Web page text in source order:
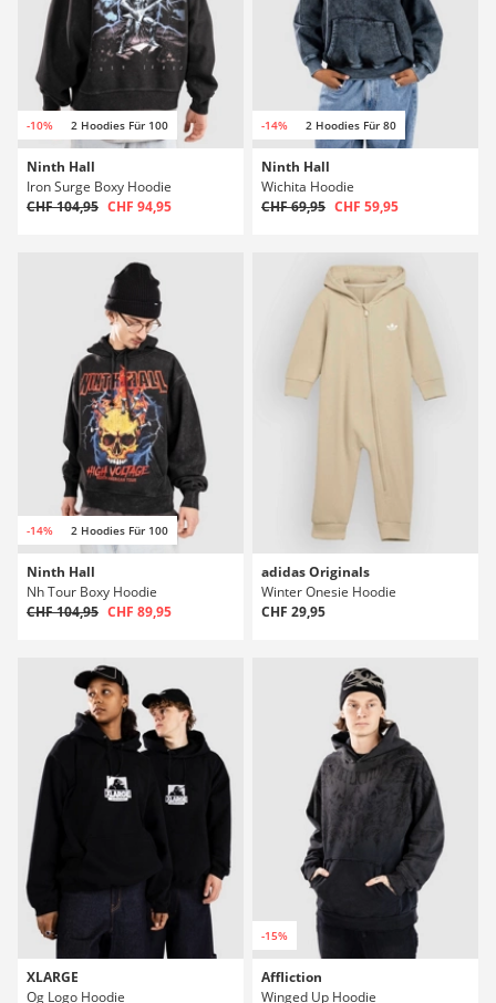
-10% 2 Hoodies Für 100
Ninth Hall
Iron Surge Boxy Hoodie
CHF 104,95 CHF 94,95
-14% 2 Hoodies Für 80
Ninth Hall
Wichita Hoodie
CHF 69,95 CHF 59,95
-14% 2 Hoodies Für 100
Ninth Hall
Nh Tour Boxy Hoodie
CHF 104,95 CHF 89,95
adidas Originals
Winter Onesie Hoodie
CHF 29,95
XLARGE
Og Logo Hoodie
-15%
Affliction
Winged Up Hoodie